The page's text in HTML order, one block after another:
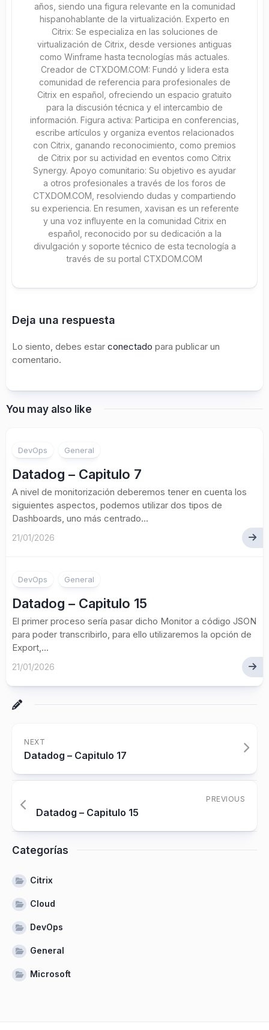
años, siendo una figura relevante en la comunidad
hispanohablante de la virtualización. Experto en
Citrix: Se especializa en las soluciones de
virtualización de Citrix, desde versiones antiguas
como Winframe hasta tecnologías más actuales.
Creador de CTXDOM.COM: Fundó y lidera esta
comunidad de referencia para profesionales de
Citrix en español, ofreciendo un espacio gratuito
para la discusión técnica y el intercambio de
información. Figura activa: Participa en conferencias,
escribe artículos y organiza eventos relacionados
con Citrix, ganando reconocimiento, como premios
de Citrix por su actividad en eventos como Citrix
Synergy. Apoyo comunitario: Su objetivo es ayudar
a otros profesionales a través de los foros de
CTXDOM.COM, resolviendo dudas y compartiendo
su experiencia. En resumen, xavisan es un referente
y una voz influyente en la comunidad Citrix en
español, reconocido por su dedicación a la
divulgación y soporte técnico de esta tecnología a
través de su portal CTXDOM.COM
Deja una respuesta
Lo siento, debes estar conectado para publicar un
comentario.
You may also like
DevOps General
Datadog – Capitulo 7
A nivel de monitorización deberemos tener en cuenta los
siguientes aspectos, podemos utilizar dos tipos de
Dashboards, uno más centrado...
21/01/2026
DevOps General
Datadog – Capitulo 15
El primer proceso sería pasar dicho Monitor a código JSON
para poder transcribirlo, para ello utilizaremos la opción de
Export,...
21/01/2026
NEXT
Datadog – Capitulo 17
PREVIOUS
Datadog – Capitulo 15
Categorías
Citrix
Cloud
DevOps
General
Microsoft